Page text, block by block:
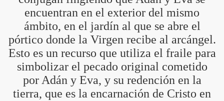
encuentran en el exterior del mismo
ámbito, en el jardín al que se abre el
pórtico donde la Virgen recibe al arcángel.
Esto es un recurso que utiliza el fraile para
simbolizar el pecado original cometido
por Adán y Eva, y su redención en la
tierra, que es la encarnación de Cristo en